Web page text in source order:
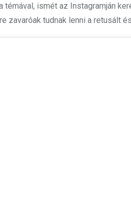
ismét az Instagramján
zavaróak tudnak lenni a retusált